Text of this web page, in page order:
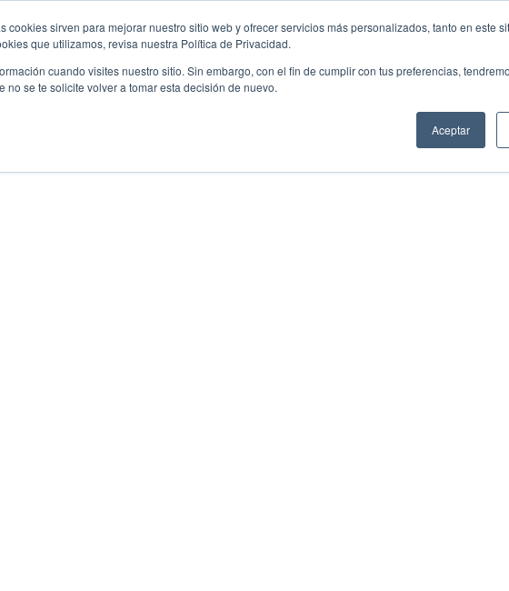
cookies sirven para mejorar nuestro sitio web y ofrecer servicios más personalizados, tanto en este
que utilizamos, revisa nuestra Política de Privacidad.
cuando visites nuestro sitio. Sin embargo, con el fin de cumplir con tus preferencias,
se te solicite volver a tomar esta decisión de nuevo.
Aceptar